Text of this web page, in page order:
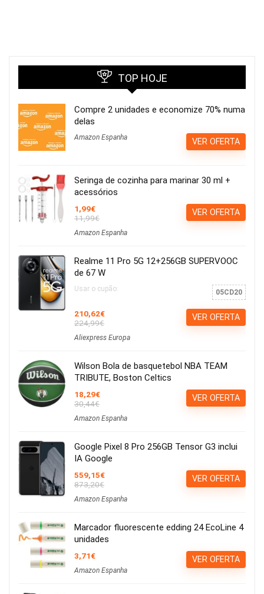
TOP HOJE
Compre 2 unidades e economize 70% numa
delas
Amazon Espanha VER OFERTA
Seringa de cozinha para marinar 30 ml +
acessórios
1,99€
11,99€
Amazon Espanha
VER OFERTA
Realme 11 Pro 5G 12+256GB SUPERVOOC
de 67 W
Usar o cupão: 05CD20
210,62€
224,99€
Aliexpress Europa
VER OFERTA
Wilson Bola de basquetebol NBA TEAM
TRIBUTE, Boston Celtics
18,29€
30,44€
Amazon Espanha
VER OFERTA
Google Pixel 8 Pro 256GB Tensor G3 inclui
IA Google
559,15€
873,20€
Amazon Espanha
VER OFERTA
Marcador fluorescente edding 24 EcoLine 4
unidades
3,71€
Amazon Espanha
VER OFERTA